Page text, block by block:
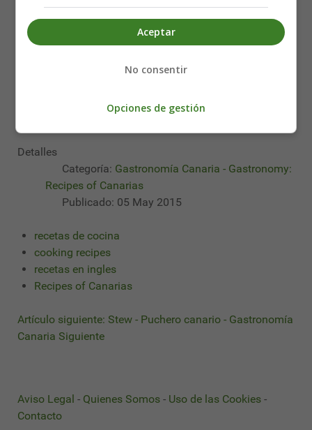
Let them boil, covering the cauldron. You can place a
cloth or handkerchief between the cover and the
for half an hour. Then drain them properly. Once they are
make them jump at the bottom of the cauldron, keeping
Detalles
Categoría: Gastronomía Canaria - Gastronomy:
Recipes of Canarias
Publicado: 05 May 2015
recetas de cocina
cooking recipes
recetas en ingles
Recipes of Canarias
Artículo siguiente: Stew - Puchero canario - Gastronomía
Canaria Siguiente
Aviso Legal - Quienes Somos - Uso de las Cookies -
Contacto
Aceptar
No consentir
Opciones de gestión